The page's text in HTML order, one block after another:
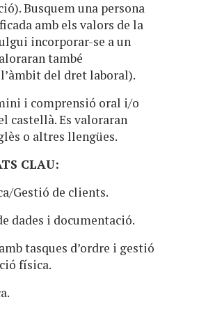
Busquem una persona
amb els valors de la
incorporar-se a un
també
del dret laboral).
i comprensió oral i/o
castellà. Es valoraran
o altres llengües.
CLAU:
Gestió de clients.
dades i documentació.
tasques d’ordre i gestió
física.